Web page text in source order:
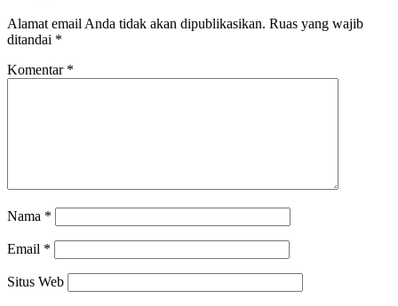
Alamat email Anda tidak akan dipublikasikan. Ruas yang wajib
ditandai *
Komentar *
Nama *
Email *
Situs Web